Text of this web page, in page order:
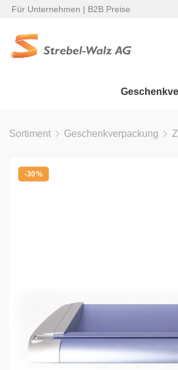
Für Unternehmen | B2B Preise
Sortiment Geschenkverpackung
-30%